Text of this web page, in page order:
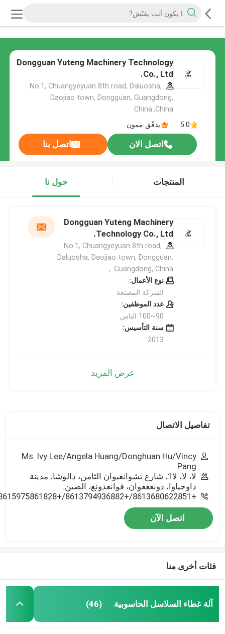
Dongguan Yuteng Machinery Technology
Co., Ltd.
No.1, Chuangyeyuan 8th road, Daluosha,
Daojiao town, Dongguan, Guangdong,
China.,China
5.0
يدقّق ممون
اتصل الان اتصل بنا
المنتجات حول نا
Dongguan Yuteng Machinery
Technology Co., Ltd.
No.1, Chuangyeyuan 8th road,
Daluosha, Daojiao town, Dongguan,
Guangdong, China. ,
نوع الأعمال:
الشركة المصنعة
عدد الموظفين:
90~100 الناس
سنة التأسيس:
2013
عرض المزيد
تفاصيل الاتصال
Ms. Ivy Lee/Angela Huang/Donghuan Hu/Vincy
Pang
لا، لا، لا1، شارع تشوانغيوان الثامن، دالوشا، مدينة
داوجياوا، دونغغغوان، قوانغدونغ، الصين.
+8613680622851/+8613794936882/+8615975861828/+8618775545882
اتصل الآن
فئات أخرى منا
آلة غطاء السلاسل الحاسوبية (46)